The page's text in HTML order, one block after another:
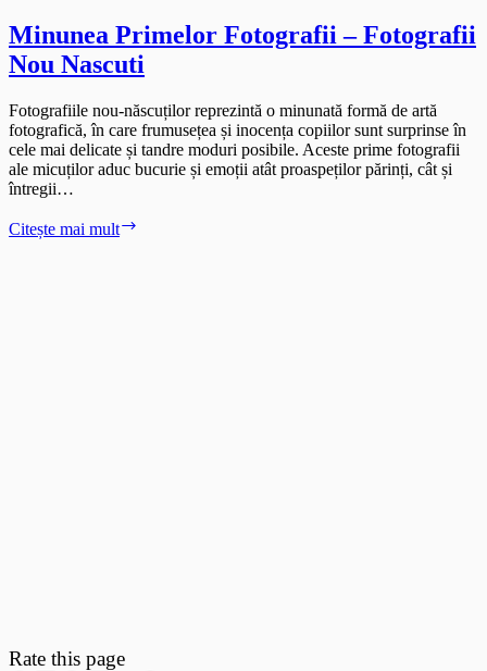
Minunea Primelor Fotografii – Fotografii
Nou Nascuti
Fotografiile nou-născuților reprezintă o minunată formă de artă
fotografică, în care frumusețea și inocența copiilor sunt surprinse în
cele mai delicate și tandre moduri posibile. Aceste prime fotografii
ale micuților aduc bucurie și emoții atât proaspeților părinți, cât și
întregii…
Citește mai mult
Rate this page